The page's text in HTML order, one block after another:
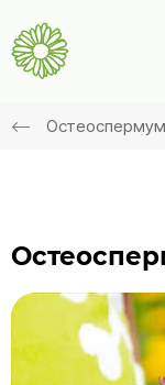
Остеоспермум